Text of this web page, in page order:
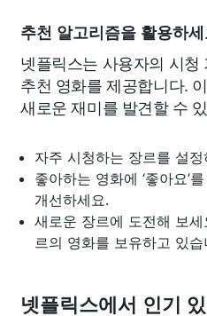
추천 알고리즘을 활용하
넷플릭스는 사용자의 시
추천 영화를 제공합니다.
새로운 재미를 발견할 수
자주 시청하는 장르를 설정
좋아하는 영화에 ‘좋아요’
개선하세요.
새로운 장르에 도전해 보
르의 영화를 보유하고 있습
넷플릭스에서 인기